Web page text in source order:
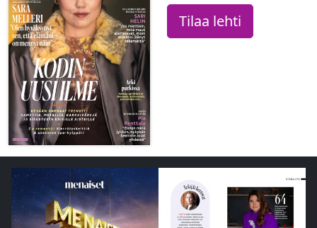
Tilaa lehti